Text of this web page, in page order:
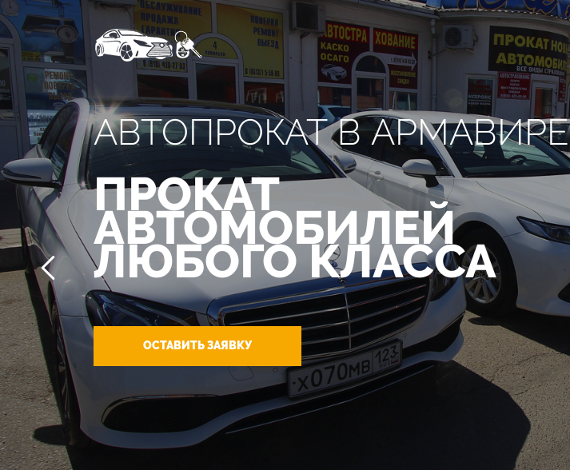
АВТОПРОКАТ В АРМАВИРЕ
ПРОКАТ
АВТОМОБИЛЕЙ
ЛЮБОГО КЛАССА
ОСТАВИТЬ ЗАЯВКУ